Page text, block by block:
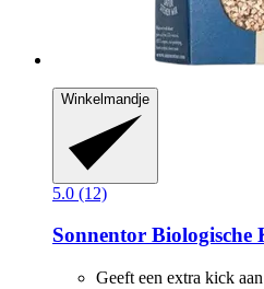
Winkelmandje
5.0 (12)
Sonnentor Biologische
Geeft een extra kick